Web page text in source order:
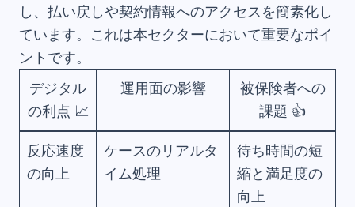
し、払い戻しや契約情報へのアクセスを簡素化し
ています。これは本セクターにおいて重要なポイ
ントです。
デジタル
の利点 📈
運用面の影響
被保険者への
課題 👍
反応速度
の向上
ケースのリアルタ
イム処理
待ち時間の短
縮と満足度の
向上